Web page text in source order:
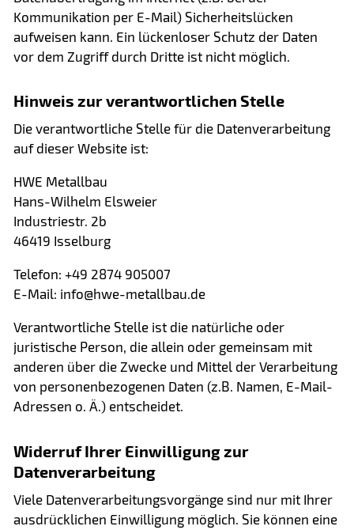
Kommunikation per E-Mail) Sicherheitslücken
aufweisen kann. Ein lückenloser Schutz der Daten
vor dem Zugriff durch Dritte ist nicht möglich.
Hinweis zur verantwortlichen Stelle
Die verantwortliche Stelle für die Datenverarbeitung
auf dieser Website ist:
HWE Metallbau
Hans-Wilhelm Elsweier
Industriestr. 2b
46419 Isselburg
Telefon: +49 2874 905007
E-Mail: info@hwe-metallbau.de
Verantwortliche Stelle ist die natürliche oder
juristische Person, die allein oder gemeinsam mit
anderen über die Zwecke und Mittel der Verarbeitung
von personenbezogenen Daten (z.B. Namen, E-Mail-
Adressen o. Ä.) entscheidet.
Widerruf Ihrer Einwilligung zur
Datenverarbeitung
Viele Datenverarbeitungsvorgänge sind nur mit Ihrer
ausdrücklichen Einwilligung möglich. Sie können eine